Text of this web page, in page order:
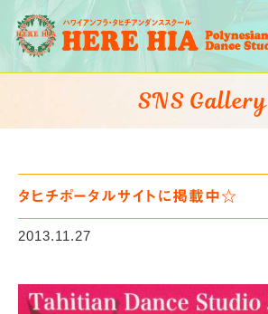
SNS Gallery
タヒチポータルサイトに掲載中☆
2013.11.27